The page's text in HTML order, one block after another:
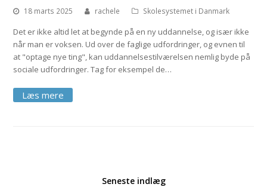
18 marts 2025 rachele Skolesystemet i Danmark
Det er ikke altid let at begynde på en ny uddannelse, og især ikke
når man er voksen. Ud over de faglige udfordringer, og evnen til
at "optage nye ting", kan uddannelsestilværelsen nemlig byde på
sociale udfordringer. Tag for eksempel de…
Seneste indlæg